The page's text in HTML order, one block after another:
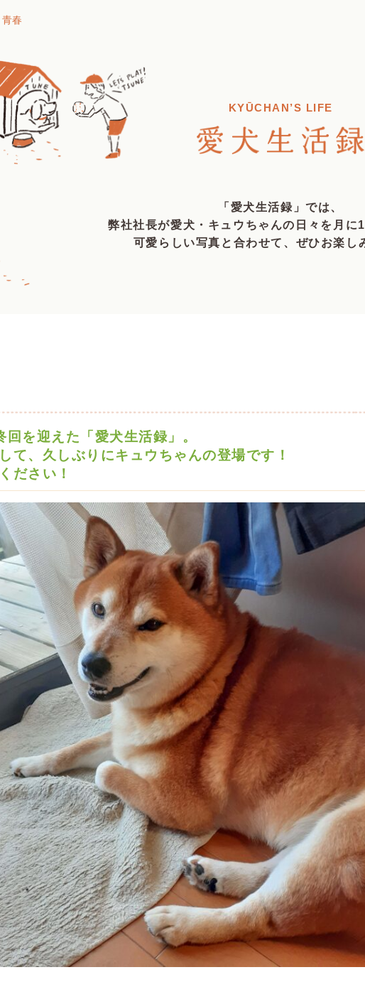
青春
KYŪCHAN’S LIFE
「愛犬生活録」では、
弊社社長が愛犬・キュウちゃんの日々を 月に
可愛らしい写真と合わせて、 ぜひお楽し
回を迎えた「愛犬生活録」。
て、久しぶりにキュウちゃんの登場です！
ださい！